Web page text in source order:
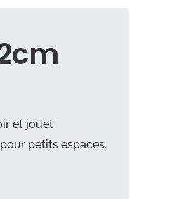
et jouet
petits espaces.